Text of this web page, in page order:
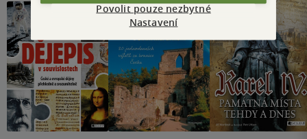
Povolit pouze nezbytné
Nastavení